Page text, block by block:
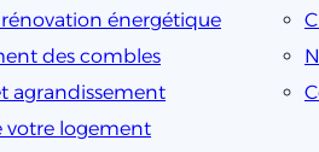
énergétique
des combles
agrandissement
votre logement